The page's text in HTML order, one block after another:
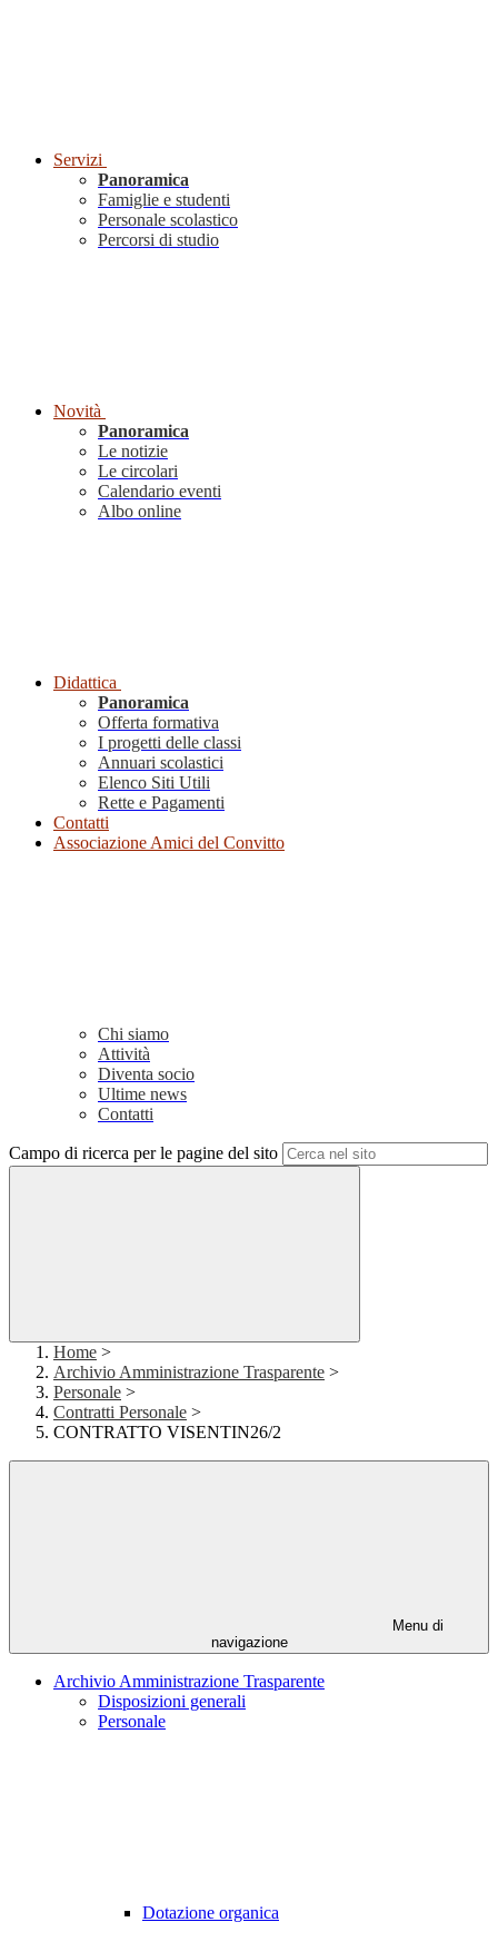
Servizi
Panoramica
Famiglie e studenti
Personale scolastico
Percorsi di studio
Novità
Panoramica
Le notizie
Le circolari
Calendario eventi
Albo online
Didattica
Panoramica
Offerta formativa
I progetti delle classi
Annuari scolastici
Elenco Siti Utili
Rette e Pagamenti
Contatti
Associazione Amici del Convitto
Chi siamo
Attività
Diventa socio
Ultime news
Contatti
Campo di ricerca per le pagine del sito
Home >
Archivio Amministrazione Trasparente >
Personale >
Contratti Personale >
CONTRATTO VISENTIN26/2
Menu di
navigazione
Archivio Amministrazione Trasparente
Disposizioni generali
Personale
Dotazione organica